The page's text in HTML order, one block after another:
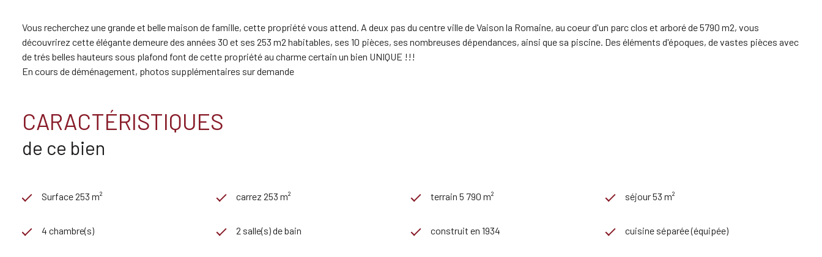
Vous recherchez une grande et belle maison de famille, cette propriété vous attend. A deux pas du centre ville de Vaison la Romaine, au coeur d'un parc clos et arboré de 5790 m2, vous
découvrirez cette élégante demeure des années 30 et ses 253 m2 habitables, ses 10 pièces, ses nombreuses dépendances, ainsi que sa piscine. Des éléments d'époques, de vastes pièces avec
de trés belles hauteurs sous plafond font de cette propriété au charme certain un bien UNIQUE !!!
En cours de déménagement, photos supplémentaires sur demande
CARACTÉRISTIQUES
de ce bien
Surface 253 m² carrez 253 m² terrain 5 790 m² séjour 53 m²
4 chambre(s) 2 salle(s) de bain construit en 1934 cuisine séparée (équipée)